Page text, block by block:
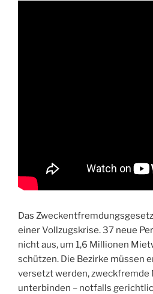
Das
einer Vollzugskrise. 37 neue
nicht aus, um 1,6 Millionen
schützen. Die Bezirke müssen
versetzt werden, zweckfremde
unterbinden – notfalls